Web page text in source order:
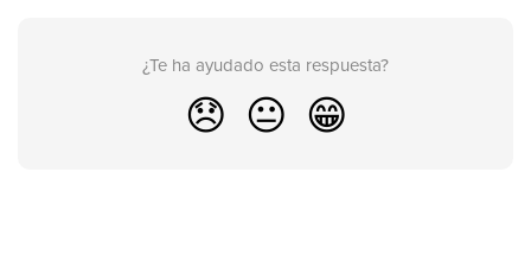
¿Te ha ayudado esta respuesta?
😞 😐 😁